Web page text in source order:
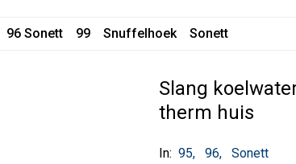
96 Sonett 99 Snuffelhoek Sonett
Slang
therm huis
In: 95 96 Sonett